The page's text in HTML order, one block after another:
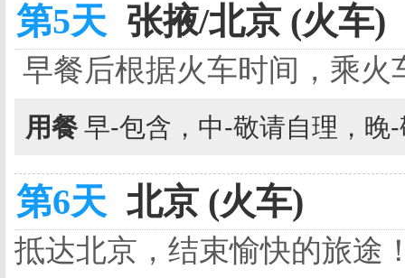
第5天 张掖/北京 (火车)
早餐后根据火车时间，乘火
用餐 早-包含，中-敬请自理，晚
第6天 北京 (火车)
抵达北京，结束愉快的旅途